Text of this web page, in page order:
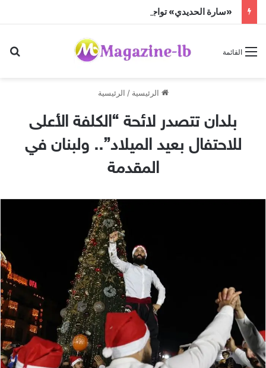
«سارة الحديدي» تواجه الجن زمباهولا على تياترو آفاق
القائمة
الرئيسية / الرئيسية
بلدان تتصدر لائحة “الكلفة الأعلى
للاحتفال بعيد الميلاد”.. ولبنان في
المقدمة